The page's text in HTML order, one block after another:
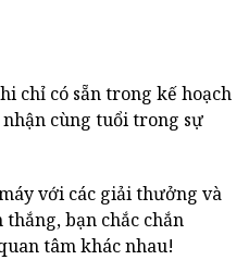
chỉ có sẵn trong kế hoạch
cùng tuổi trong sự
với các giải thưởng và
bạn chắc chắn
tâm khác nhau!